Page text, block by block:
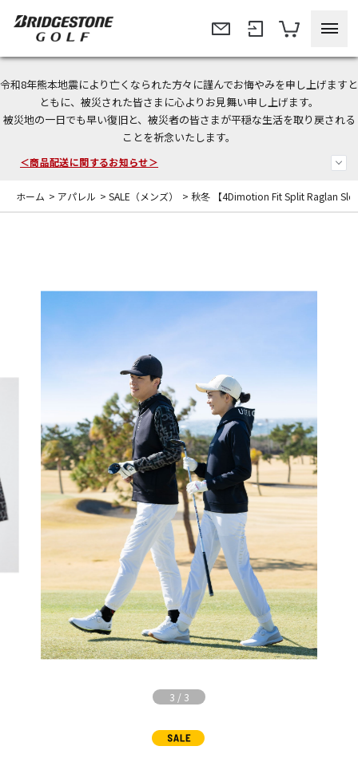
令和8年熊本地震により亡くなられた方々に謹んでお悔やみを申し上げますと
ともに、被災された皆さまに心よりお見舞い申し上げます。
被災地の一日でも早い復旧と、被災者の皆さまが平穏な生活を取り戻される
ことを祈念いたします。
今なら新規会員登録で1,000円OFFクーポンプレゼント！
＜商品配送に関するお知らせ＞
＜夏季休暇中のご注文・発送・お問い合わせ＞
ホーム > アパレル > SALE（メンズ） > 秋冬 【4Dimotion Fit Split Raglan
3 / 3